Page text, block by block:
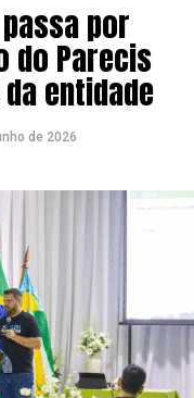
por
do Parecis
entidade
de 2026